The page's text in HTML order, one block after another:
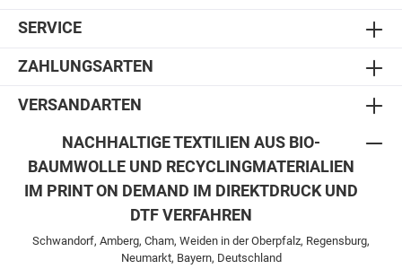
SERVICE
ZAHLUNGSARTEN
VERSANDARTEN
NACHHALTIGE TEXTILIEN AUS BIO-
BAUMWOLLE UND RECYCLINGMATERIALIEN
IM PRINT ON DEMAND IM DIREKTDRUCK UND
DTF VERFAHREN
Schwandorf, Amberg, Cham, Weiden in der Oberpfalz, Regensburg,
Neumarkt, Bayern, Deutschland